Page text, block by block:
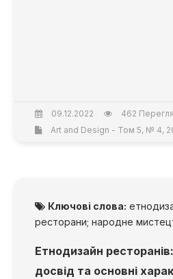
09.12.2022
462
Art and Design - Том 5, № 4,
Ключові слова:
ресторани; народне
Етнодизайн
досвід та основні